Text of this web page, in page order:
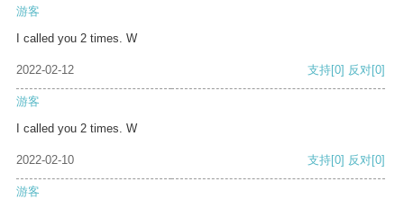
游客
I called you 2 times. W
2022-02-12 支持[0] 反对[0]
游客
I called you 2 times. W
2022-02-10 支持[0] 反对[0]
游客